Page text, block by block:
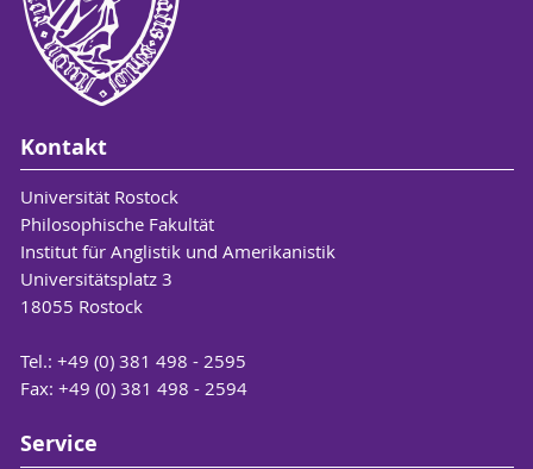
Kontakt
Universität Rostock
Philosophische Fakultät
Institut für Anglistik und Amerikanistik
Universitätsplatz 3
18055 Rostock
Tel.: +49 (0) 381 498 - 2595
Fax: +49 (0) 381 498 - 2594
Service